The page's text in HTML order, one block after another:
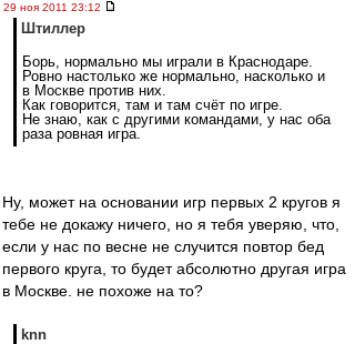
29 ноя 2011 23:12
Штиллер
Борь, нормально мы играли в Краснодаре.
Ровно настолько же нормально, насколько и
в Москве против них.
Как говорится, там и там счёт по игре.
Не знаю, как с другими командами, у нас оба
раза ровная игра.
Ну, может на основании игр первых 2 кругов я
тебе не докажу ничего, но я тебя уверяю, что,
если у нас по весне не случится повтор бед
первого круга, то будет абсолютно другая игра
в Москве. не похоже на то?
knn